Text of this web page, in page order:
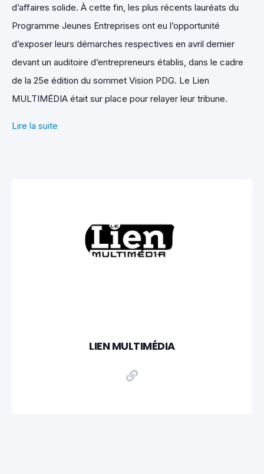
d’affaires solide. À cette fin, les plus récents lauréats du
Programme Jeunes Entreprises ont eu l’opportunité
d’exposer leurs démarches respectives en avril dernier
devant un auditoire d’entrepreneurs établis, dans le cadre
de la 25e édition du sommet Vision PDG. Le Lien
MULTIMÉDIA était sur place pour relayer leur tribune.
Lire la suite
LIEN MULTIMÉDIA